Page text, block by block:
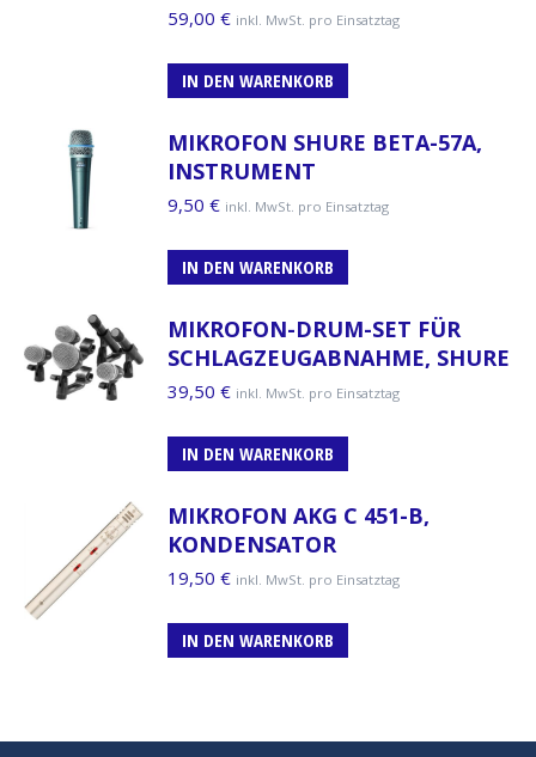
59,00 € inkl. MwSt. pro Einsatztag
IN DEN WARENKORB
MIKROFON SHURE BETA-57A,
INSTRUMENT
9,50 € inkl. MwSt. pro Einsatztag
IN DEN WARENKORB
MIKROFON-DRUM-SET FÜR
SCHLAGZEUGABNAHME, SHURE
39,50 € inkl. MwSt. pro Einsatztag
IN DEN WARENKORB
MIKROFON AKG C 451-B,
KONDENSATOR
19,50 € inkl. MwSt. pro Einsatztag
IN DEN WARENKORB